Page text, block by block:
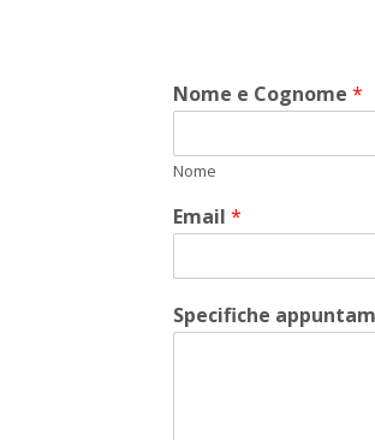
Nome e Cognome*
Nome
Email*
Specifiche